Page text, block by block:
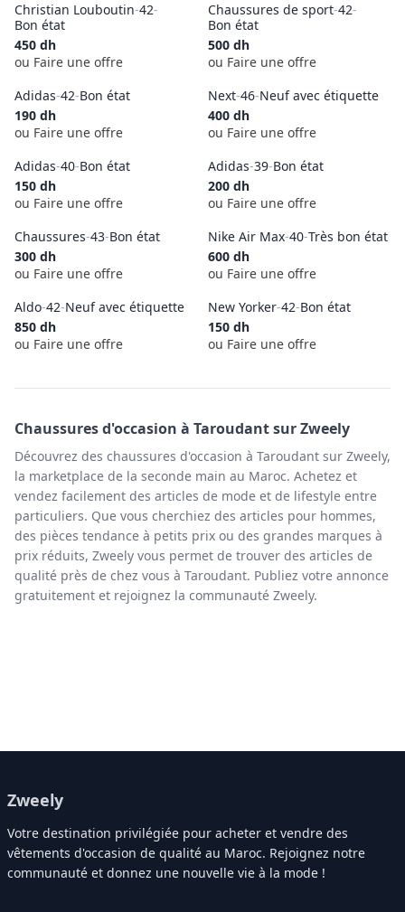
Christian Louboutin-42-
Bon état
450 dh
ou Faire une offre
Chaussures de sport-42-
Bon état
500 dh
ou Faire une offre
Adidas-42-Bon état
190 dh
ou Faire une offre
Next-46-Neuf avec étiquette
400 dh
ou Faire une offre
Adidas-40-Bon état
150 dh
ou Faire une offre
Adidas-39-Bon état
200 dh
ou Faire une offre
Chaussures-43-Bon état
300 dh
ou Faire une offre
Nike Air Max-40-Très bon état
600 dh
ou Faire une offre
Aldo-42-Neuf avec étiquette
850 dh
ou Faire une offre
New Yorker-42-Bon état
150 dh
ou Faire une offre
Chaussuresd'occasion à Taroudantsur Zweely
Découvrez des chaussures d'occasion à Taroudant sur Zweely,
la marketplace de la seconde main au Maroc. Achetez et
vendez facilement des articles de mode et de lifestyle entre
particuliers. Que vous cherchiez des articles pour hommes,
des pièces tendance à petits prix ou des grandes marques à
prix réduits, Zweely vous permet de trouver des articles de
qualité près de chez vous à Taroudant. Publiez votre annonce
gratuitement et rejoignez la communauté Zweely.
Zweely
Votre destination privilégiée pour acheter et vendre des
vêtements d'occasion de qualité au Maroc. Rejoignez notre
communauté et donnez une nouvelle vie à la mode !